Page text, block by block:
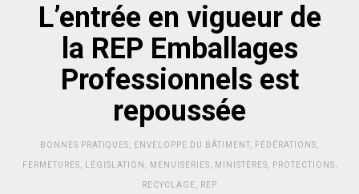
L’entrée en vigueur de
la REP Emballages
Professionnels est
repoussée
BONNES PRATIQUES ENVELOPPE DU BÂTIMENT FÉDÉRATIONS
FERMETURES LÉGISLATION MENUISERIES MINISTÈRES PROTECTIONS
RECYCLAGE REP